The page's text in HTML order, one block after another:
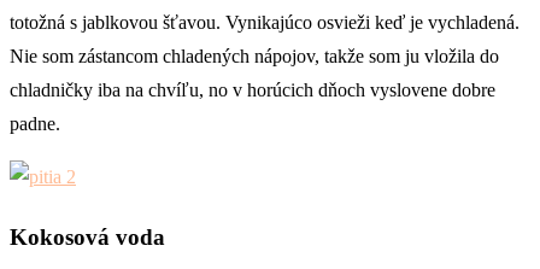
totožná s jablkovou šťavou. Vynikajúco osvieži keď je vychladená.
Nie som zástancom chladených nápojov, takže som ju vložila do
chladničky iba na chvíľu, no v horúcich dňoch vyslovene dobre
padne.
Kokosová voda